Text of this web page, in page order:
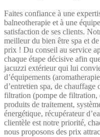
Faites confiance à une
balneotherapie et à une
satisfaction de ses clients.
meilleur du bien être spa et
prix ! Du conseil au service
chaque étape décisive afin
jacuzzi extérieur qui lui
d’équipements
d’entretien spa, de chauffage
filtration (pompe de filtration,
produits de traitement,
énergétique, récupérateur
clientèle est notre priorité,
nous proposons des prix